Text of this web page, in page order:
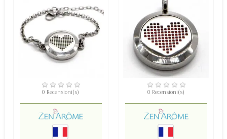
DISPONIBILE
0 Recensioni(s)
DISPONIBILE
0 Recensioni(s)